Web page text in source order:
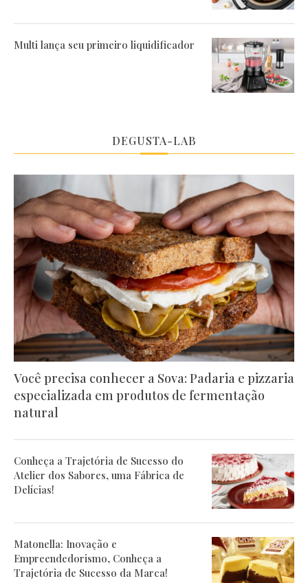
Multi lança seu primeiro liquidificador
DEGUSTA-LAB
Você precisa conhecer a Sova: Padaria e pizzaria
especializada em produtos de fermentação
natural
Conheça a Trajetória de Sucesso do
Atelier dos Sabores, uma Fábrica de
Delícias!
Matonella: Inovação e
Empreendedorismo, Conheça a
Trajetória de Sucesso da Marca!